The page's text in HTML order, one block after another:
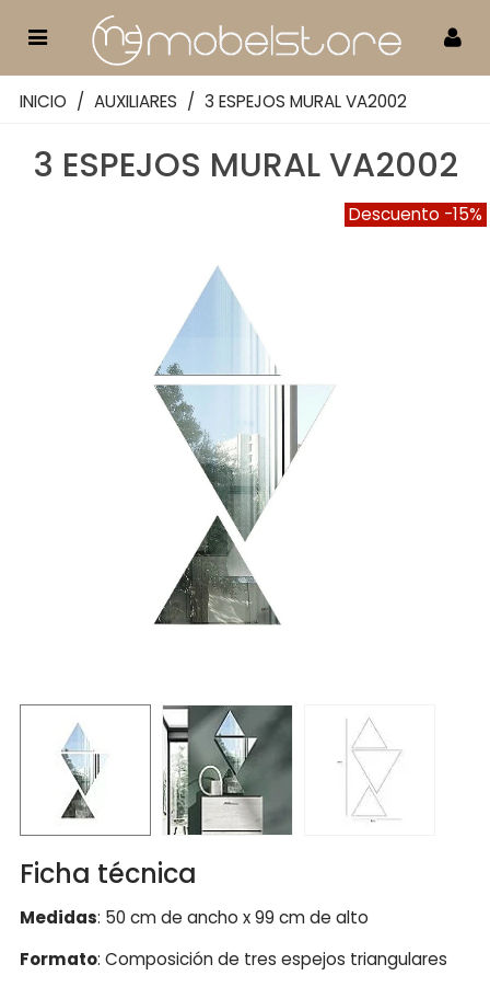
INICIO / AUXILIARES / 3 ESPEJOS MURAL VA2002
3 ESPEJOS MURAL VA2002
Descuento -15%
Ficha técnica
Medidas: 50 cm de ancho x 99 cm de alto
Formato: Composición de tres espejos triangulares